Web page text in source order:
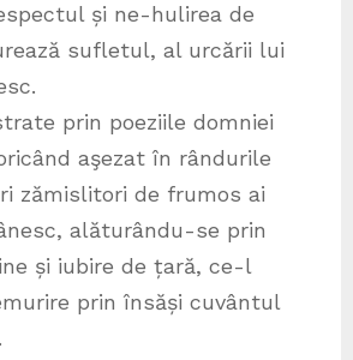
și ne-hulirea de
sufletul, al urcării lui
prin poeziile domniei
aşezat în rândurile
zămislitori de frumos ai
alăturându-se prin
și iubire de țară, ce-l
prin însăși cuvântul